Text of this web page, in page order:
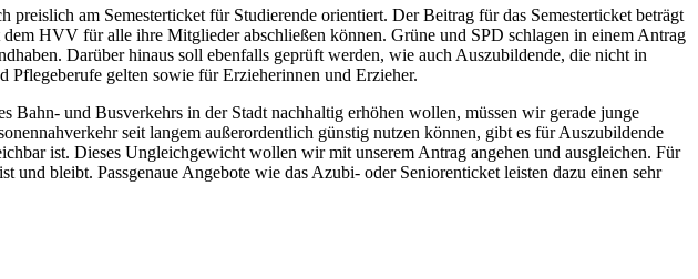
am Semesterticket für Studierende orientiert. Der Beitrag für das Semesterticket beträgt
HVV für alle ihre Mitglieder abschließen können. Grüne und SPD schlagen in einem Antrag
Darüber hinaus soll ebenfalls geprüft werden, wie auch Auszubildende, die nicht in
gelten sowie für Erzieherinnen und Erzieher.
und Busverkehrs in der Stadt nachhaltig erhöhen wollen, müssen wir gerade junge
seit langem außerordentlich günstig nutzen können, gibt es für Auszubildende
ist. Dieses Ungleichgewicht wollen wir mit unserem Antrag angehen und ausgleichen. Für
bleibt. Passgenaue Angebote wie das Azubi- oder Seniorenticket leisten dazu einen sehr